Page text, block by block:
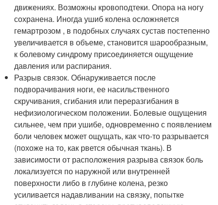
движениях. Возможны кровоподтеки. Опора на ногу
сохранена. Иногда ушиб колена осложняется
гемартрозом , в подобных случаях сустав постепенно
увеличивается в объеме, становится шарообразным,
к болевому синдрому присоединяется ощущение
давления или распирания.
Разрыв связок. Обнаруживается после
подворачивания ноги, ее насильственного
скручивания, сгибания или переразгибания в
нефизиологическом положении. Болевые ощущения
сильнее, чем при ушибе, одновременно с появлением
боли человек может ощущать, как что-то разрывается
(похоже на то, как рвется обычная ткань). В
зависимости от расположения разрыва связок боль
локализуется по наружной или внутренней
поверхности либо в глубине колена, резко
усиливается надавливании на связку, попытке